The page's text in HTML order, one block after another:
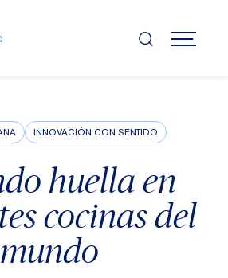
MENÚ
INNOVACIÓN CON SENTIDO
huella en
cocinas del
mundo